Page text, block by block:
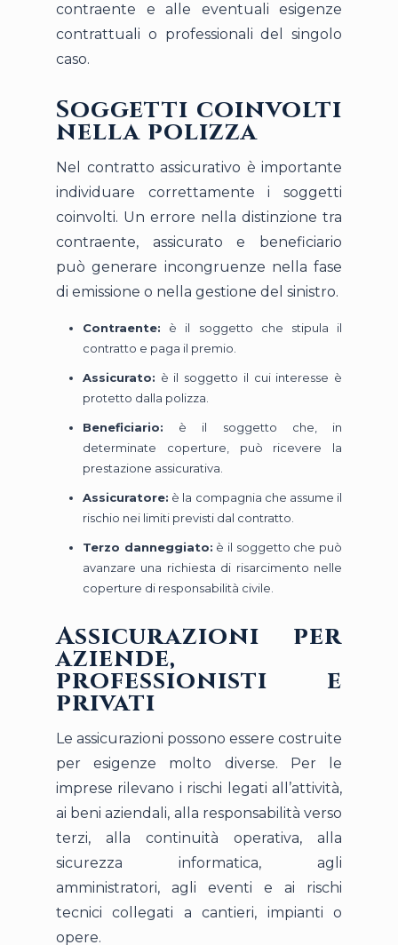
contraente e alle eventuali esigenze
contrattuali o professionali del singolo
caso.
Soggetti coinvolti
nella polizza
Nel contratto assicurativo è importante
individuare correttamente i soggetti
coinvolti. Un errore nella distinzione tra
contraente, assicurato e beneficiario
può generare incongruenze nella fase
di emissione o nella gestione del sinistro.
Contraente: è il soggetto che stipula il
contratto e paga il premio.
Assicurato: è il soggetto il cui interesse è
protetto dalla polizza.
Beneficiario: è il soggetto che, in
determinate coperture, può ricevere la
prestazione assicurativa.
Assicuratore: è la compagnia che assume il
rischio nei limiti previsti dal contratto.
Terzo danneggiato: è il soggetto che può
avanzare una richiesta di risarcimento nelle
coperture di responsabilità civile.
Assicurazioni per
aziende,
professionisti e
privati
Le assicurazioni possono essere costruite
per esigenze molto diverse. Per le
imprese rilevano i rischi legati all’attività,
ai beni aziendali, alla responsabilità verso
terzi, alla continuità operativa, alla
sicurezza informatica, agli
amministratori, agli eventi e ai rischi
tecnici collegati a cantieri, impianti o
opere.